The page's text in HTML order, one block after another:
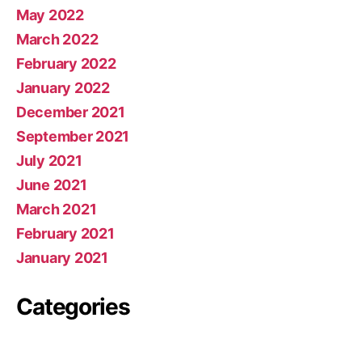
May 2022
March 2022
February 2022
January 2022
December 2021
September 2021
July 2021
June 2021
March 2021
February 2021
January 2021
Categories